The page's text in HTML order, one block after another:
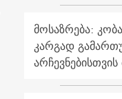
მოსაზრება:
კარგად